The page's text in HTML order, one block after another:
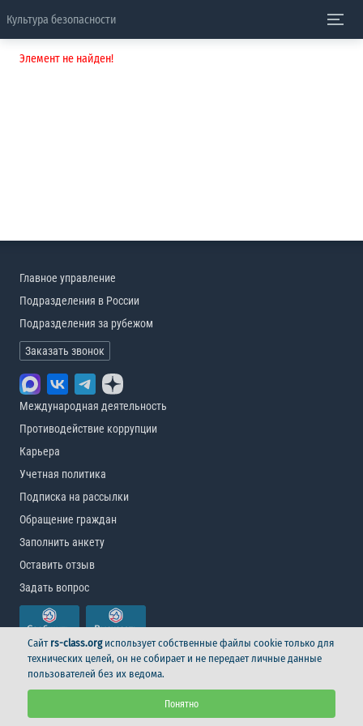
Культура безопасности
Элемент не найден!
Главное управление
Подразделения в России
Подразделения за рубежом
Заказать звонок
Международная деятельность
Противодействие коррупции
Карьера
Учетная политика
Подписка на рассылки
Обращение граждан
Заполнить анкету
Оставить отзыв
Задать вопрос
© Российский морской регистр судоходства, 2026
Логотип
Сайт rs-class.orgиспользует собственные файлы cookie только для
технических целей, он не собирает и не передает личные данные
пользователей без их ведома.
Понятно